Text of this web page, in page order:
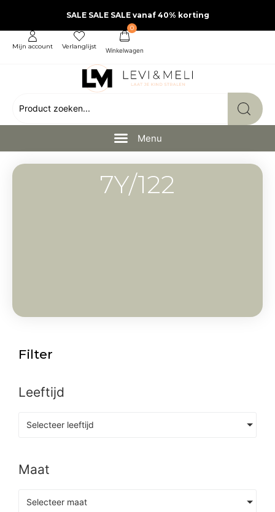
SALE SALE SALE vanaf 40% korting
Mijn account Verlanglijst
0
7Y/122
Filter
Leeftijd
Selecteer leeftijd
Maat
Selecteer maat